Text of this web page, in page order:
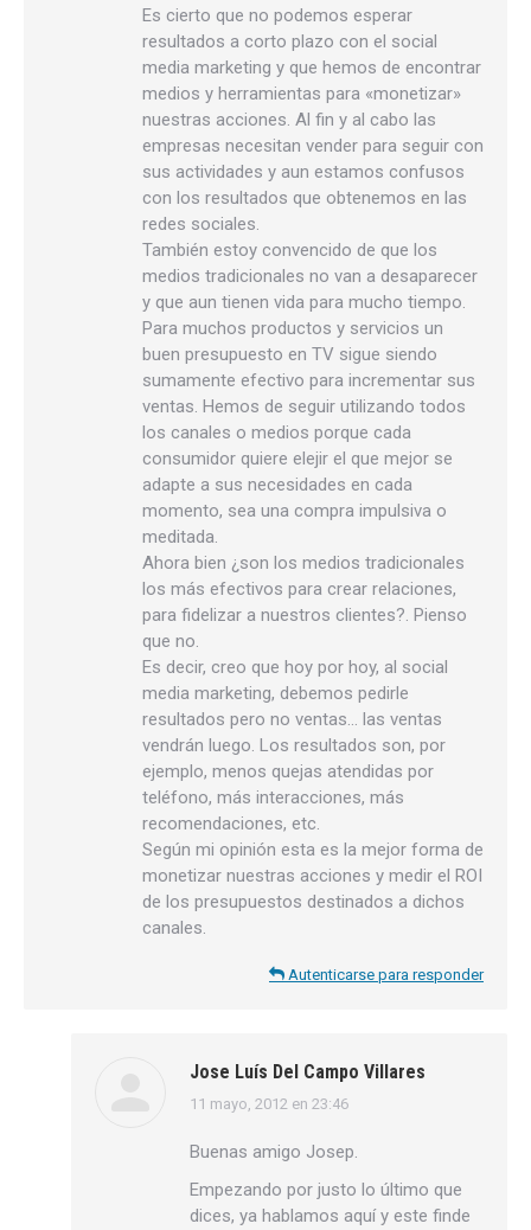
Es cierto que no podemos esperar
resultados a corto plazo con el social
media marketing y que hemos de encontrar
medios y herramientas para «monetizar»
nuestras acciones. Al fin y al cabo las
empresas necesitan vender para seguir con
sus actividades y aun estamos confusos
con los resultados que obtenemos en las
redes sociales.
También estoy convencido de que los
medios tradicionales no van a desaparecer
y que aun tienen vida para mucho tiempo.
Para muchos productos y servicios un
buen presupuesto en TV sigue siendo
sumamente efectivo para incrementar sus
ventas. Hemos de seguir utilizando todos
los canales o medios porque cada
consumidor quiere elejir el que mejor se
adapte a sus necesidades en cada
momento, sea una compra impulsiva o
meditada.
Ahora bien ¿son los medios tradicionales
los más efectivos para crear relaciones,
para fidelizar a nuestros clientes?. Pienso
que no.
Es decir, creo que hoy por hoy, al social
media marketing, debemos pedirle
resultados pero no ventas… las ventas
vendrán luego. Los resultados son, por
ejemplo, menos quejas atendidas por
teléfono, más interacciones, más
recomendaciones, etc.
Según mi opinión esta es la mejor forma de
monetizar nuestras acciones y medir el ROI
de los presupuestos destinados a dichos
canales.
Autenticarse para responder
Jose Luís Del Campo Villares
dice:
11 mayo, 2012 en 23:46
Buenas amigo Josep.
Empezando por justo lo último que
dices, ya hablamos aquí y este finde